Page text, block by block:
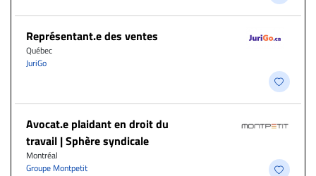
Représentant.e des ventes
Québec
JuriGo
Avocat.e plaidant en droit du
travail | Sphère syndicale
Montréal
Groupe Montpetit